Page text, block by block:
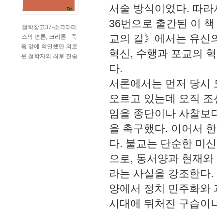
철학창고37-소크라테
스의 변론, 크리톤 - 죽
음 앞에 의연했던 외로
운 철학자의 최후 진술
서술 방식이었다. 따
36번으로 출간된 이
교의 길》에서는 유신
혁신, 수행과 포교의
다.
서론에서는 먼저 당시
오르고 있는데 오직 조
임을 종단이나 사찰보
을 촉구했다. 이어서
다. 불교는 단순한 미
으로, 동서양과 현재
라는 사실을 강조한다
양에서 정치 민주화와
시대에 뒤처진 구습이